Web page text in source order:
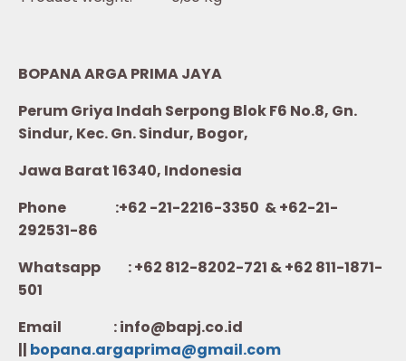
BOPANA ARGA PRIMA JAYA
Perum Griya Indah Serpong Blok F6 No.8, Gn.
Sindur, Kec. Gn. Sindur, Bogor,
Jawa Barat 16340, Indonesia
Phone :+62 -21-2216-3350 & +62-21-
292531-86
Whatsapp :+62 812-8202-721 & +62 811-1871-
501
Email : info@bapj.co.id
|| bopana.argaprima@gmail.com